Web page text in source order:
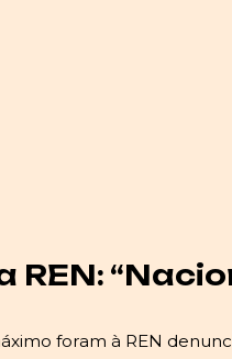
foram à REN